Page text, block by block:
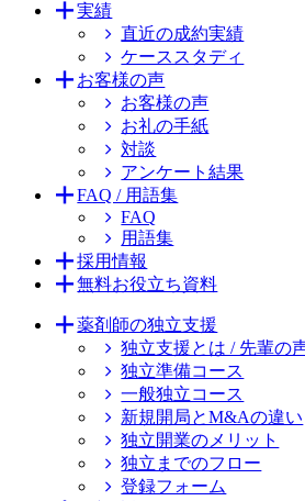
実績
直近の成約実績
ケーススタディ
お客様の声
お客様の声
お礼の手紙
対談
アンケート結果
FAQ / 用語集
FAQ
用語集
採用情報
無料お役立ち資料
薬剤師の独立支援
独立支援とは / 先輩の
独立準備コース
一般独立コース
新規開局とM&Aの違い
独立開業のメリット
独立までのフロー
登録フォーム